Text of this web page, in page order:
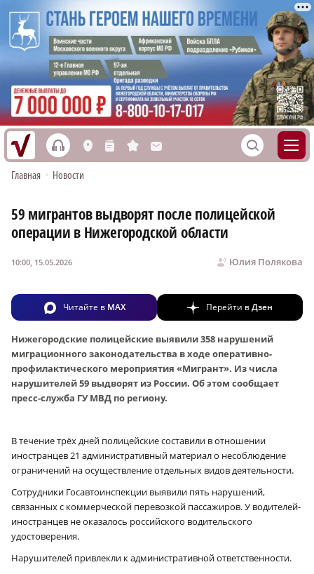
h L n s M S
Главная • Новости
59 мигрантов выдворят после полицейской
операции в Нижегородской области
Юлия Полякова
10:00, 15.05.2026
Читайте в MAX Перейти вДзен
Нижегородские полицейские выявили 358 нарушений
миграционного законодательства в ходе оперативно-
профилактического мероприятия «Мигрант». Из числа
нарушителей 59 выдворят из России. Об этом сообщает
пресс-служба ГУ МВД по региону.
В течение трёх дней полицейские составили в отношении
иностранцев 21 административный материал о несоблюдение
ограничений на осуществление отдельных видов деятельности.
Сотрудники Госавтоинспекции выявили пять нарушений,
связанных с коммерческой перевозкой пассажиров. У водителей-
иностранцев не оказалось российского водительского
удостоверения.
Нарушителей привлекли к административной ответственности.